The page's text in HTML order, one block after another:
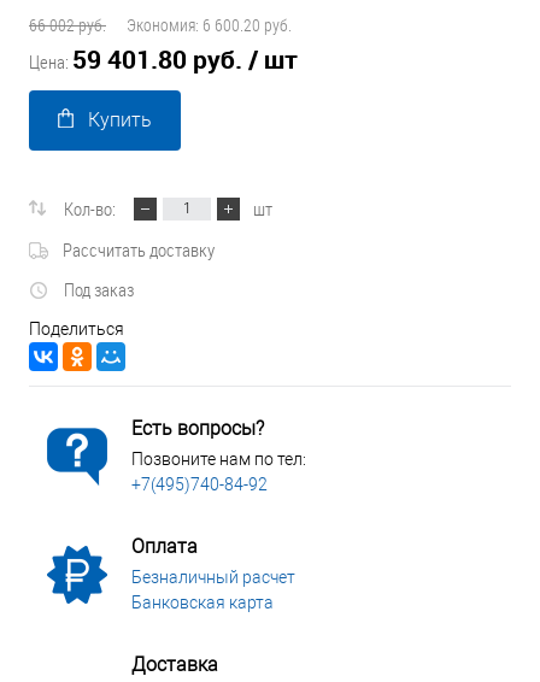
66 002 руб. Экономия: 6 600.20 руб.
Цена: 59 401.80 руб. / шт
Купить
Кол-во:
шт
Рассчитать доставку
Под заказ
Поделиться
Есть вопросы?
Позвоните нам по тел:
+7(495)740-84-92
Оплата
Безналичный расчет
Банковская карта
Доставка